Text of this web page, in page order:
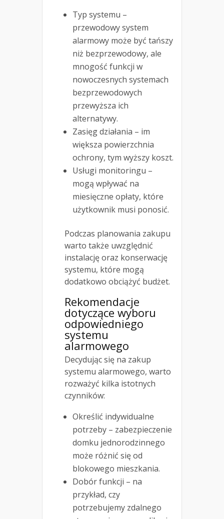
Typ systemu –
przewodowy system
alarmowy może być tańszy
niż bezprzewodowy, ale
mnogość funkcji w
nowoczesnych systemach
bezprzewodowych
przewyższa ich
alternatywy.
Zasięg działania – im
większa powierzchnia
ochrony, tym wyższy koszt.
Usługi monitoringu –
mogą wpływać na
miesięczne opłaty, które
użytkownik musi ponosić.
Podczas planowania zakupu
warto także uwzględnić
instalację oraz konserwację
systemu, które mogą
dodatkowo obciążyć budżet.
Rekomendacje
dotyczące wyboru
odpowiedniego
systemu
alarmowego
Decydując się na zakup
systemu alarmowego, warto
rozważyć kilka istotnych
czynników:
Określić indywidualne
potrzeby – zabezpieczenie
domku jednorodzinnego
może różnić się od
blokowego mieszkania.
Dobór funkcji – na
przykład, czy
potrzebujemy zdalnego